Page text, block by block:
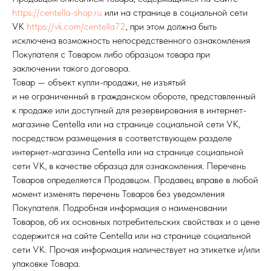
https://centella-shop.ru или на странице в социальной сети
VK https://vk.com/centella72, при этом должна быть
исключена возможность непосредственного ознакомления
Покупателя с Товаром либо образцом товара при
заключении такого договора.
Товар — объект купли-продажи, не изъятый
и не ограниченный в гражданском обороте, представленный
к продаже или доступный для резервирования в интернет-
магазине Centella или на странице социальной сети VK,
посредством размещения в соответствующем разделе
интернет-магазина Centella или на странице социальной
сети VK, в качестве образца для ознакомления. Перечень
Товаров определяется Продавцом. Продавец вправе в любой
момент изменять перечень Товаров без уведомления
Покупателя. Подробная информация о наименовании
Товаров, об их основных потребительских свойствах и о цене
содержится на сайте Centella или на странице социальной
сети VK. Прочая информация наличествует на этикетке и/или
упаковке Товара.